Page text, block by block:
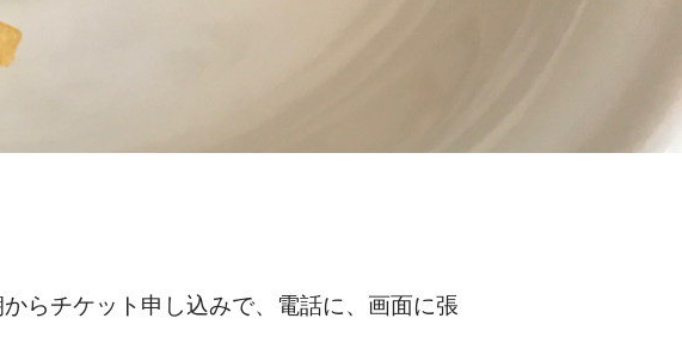
らチケット申し込みで、電話に、画面に張